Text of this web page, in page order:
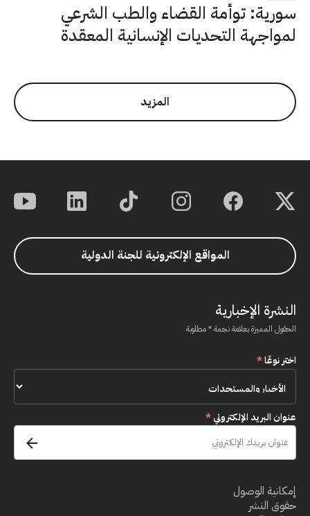
سورية: توأمة القضاء والطب الشرعي
لمواجهة التحديات الإنسانية المعقدة
المزيد
المواقع الإلكترونية للجنة الدولية
النشرة الإخبارية
الحقول المميزة بعلامة نجمة * مطلوبة
اختر نوعًا*
عنوان البريد الإلكتروني*
إمكانية الوصول
حقوق النشر